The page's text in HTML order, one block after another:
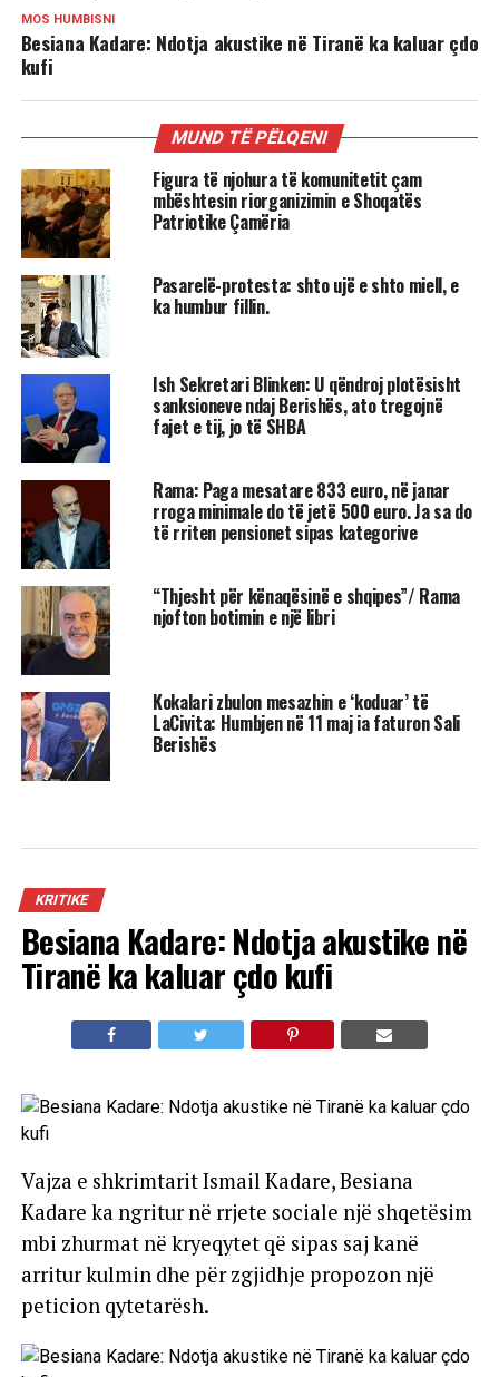
MOS HUMBISNI
Besiana Kadare: Ndotja akustike në Tiranë ka kaluar çdo
kufi
MUND TË PËLQENI
Figura të njohura të komunitetit çam
mbështesin riorganizimin e Shoqatës
Patriotike Çamëria
Pasarelë-protesta: shto ujë e shto miell, e
ka humbur fillin.
Ish Sekretari Blinken: U qëndroj plotësisht
sanksioneve ndaj Berishës, ato tregojnë
fajet e tij, jo të SHBA
Rama: Paga mesatare 833 euro, në janar
rroga minimale do të jetë 500 euro. Ja sa do
të rriten pensionet sipas kategorive
“Thjesht për kënaqësinë e shqipes”/ Rama
njofton botimin e një libri
Kokalari zbulon mesazhin e ‘koduar’ të
LaCivita: Humbjen në 11 maj ia faturon Sali
Berishës
KRITIKE
Besiana Kadare: Ndotja akustike në
Tiranë ka kaluar çdo kufi
Vajza e shkrimtarit Ismail Kadare, Besiana
Kadare ka ngritur në rrjete sociale një shqetësim
mbi zhurmat në kryeqytet që sipas saj kanë
arritur kulmin dhe për zgjidhje propozon një
peticion qytetarësh.